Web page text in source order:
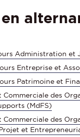
Administration et
Entreprise et
Patrimoine et
des
(MdFS)
des
et